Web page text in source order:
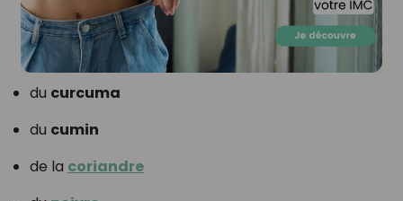
du curcuma
du cumin
de la coriandre